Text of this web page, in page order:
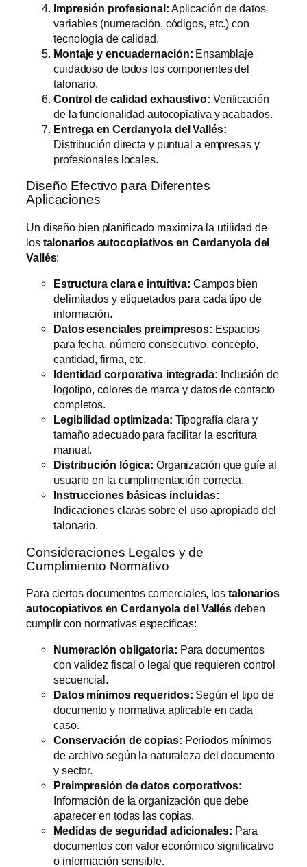
Impresión profesional: Aplicación de datos
variables (numeración, códigos, etc.) con
tecnología de calidad.
Montaje y encuadernación: Ensamblaje
cuidadoso de todos los componentes del
talonario.
Control de calidad exhaustivo: Verificación
de la funcionalidad autocopiativa y acabados.
Entrega en Cerdanyola del Vallés:
Distribución directa y puntual a empresas y
profesionales locales.
Diseño Efectivo para Diferentes
Aplicaciones
Un diseño bien planificado maximiza la utilidad de
los talonarios autocopiativos en Cerdanyola del
Vallés:
Estructura clara e intuitiva: Campos bien
delimitados y etiquetados para cada tipo de
información.
Datos esenciales preimpresos: Espacios
para fecha, número consecutivo, concepto,
cantidad, firma, etc.
Identidad corporativa integrada: Inclusión de
logotipo, colores de marca y datos de contacto
completos.
Legibilidad optimizada: Tipografía clara y
tamaño adecuado para facilitar la escritura
manual.
Distribución lógica: Organización que guíe al
usuario en la cumplimentación correcta.
Instrucciones básicas incluidas:
Indicaciones claras sobre el uso apropiado del
talonario.
Consideraciones Legales y de
Cumplimiento Normativo
Para ciertos documentos comerciales, los talonarios
autocopiativos en Cerdanyola del Vallés deben
cumplir con normativas específicas:
Numeración obligatoria: Para documentos
con validez fiscal o legal que requieren control
secuencial.
Datos mínimos requeridos: Según el tipo de
documento y normativa aplicable en cada
caso.
Conservación de copias: Periodos mínimos
de archivo según la naturaleza del documento
y sector.
Preimpresión de datos corporativos:
Información de la organización que debe
aparecer en todas las copias.
Medidas de seguridad adicionales: Para
documentos con valor económico significativo
o información sensible.